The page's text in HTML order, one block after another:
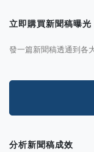
立即購買新聞稿曝光
發一篇新聞稿透通到各
分析新聞稿成效